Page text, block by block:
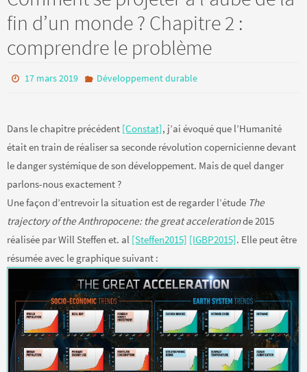
fin d’un monde ? Chapitre 2 :
comprendre le problème
17 mars 2019 Développement durable
Dans le chapitre précédent [Constat], j’ai évoqué que l’Humanité
était en train de réaliser sa seconde révolution copernicienne devant
le danger systémique de son développement. Mais de quel danger
parlons-nous exactement ?
Une façon d’entrevoir la situation est de regarder l’étude The
trajectory of the Anthropocene: the great accelerationde 2015
réalisée par Will Steffen et. al [Steffen2015] [IGBP2015]. Elle peut être
résumée avec le graphique suivant :